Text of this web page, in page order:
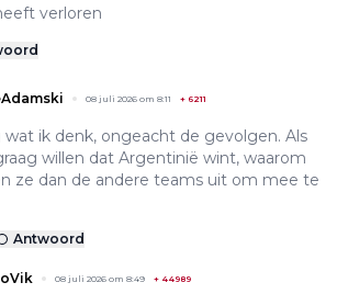
verloren
08 juli 2026 om 8:11 + 6211
wat ik denk, ongeacht de gevolgen. Als
willen dat Argentinië wint, waarom
ze dan de andere teams uit om mee te
Antwoord
08 juli 2026 om 8:49 + 44989